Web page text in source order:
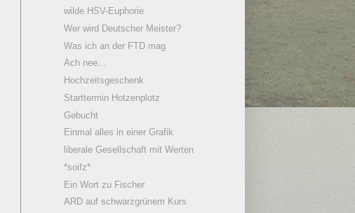
wilde HSV-Euphorie
Wer wird Deutscher Meister?
Was ich an der FTD mag
Ach nee...
Hochzeitsgeschenk
Starttermin Hotzenplotz
Gebucht
Einmal alles in einer Grafik
liberale Gesellschaft mit Werten
*soifz*
Ein Wort zu Fischer
ARD auf schwarzgrünem Kurs